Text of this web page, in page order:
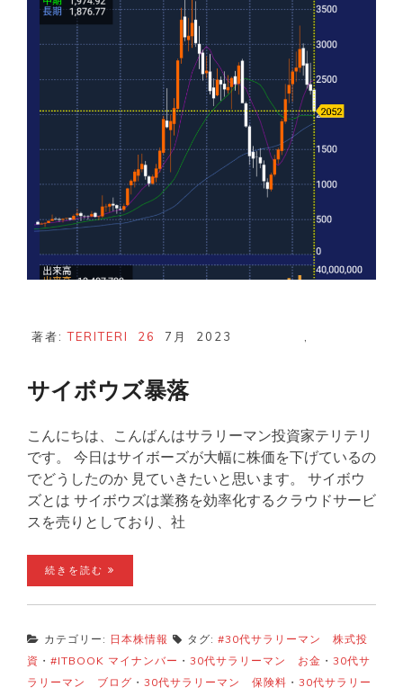
著者:TERITERI 26 7月 2023
サイボウズ暴落
こんにちは、こんばんはサラリーマン投資家テリテリ
です。 今日はサイボーズが大幅に株価を下げているの
でどうしたのか 見ていきたいと思います。 サイボウ
ズとは サイボウズは業務を効率化するクラウドサービ
スを売りとしており、社
続きを読む
カテゴリー: 日本株情報 タグ: #30代サラリーマン 株式投
資 ・ #ITBOOK マイナンバー ・ 30代サラリーマン お金 ・ 30代サ
ラリーマン ブログ ・ 30代サラリーマン 保険料 ・ 30代サラリー